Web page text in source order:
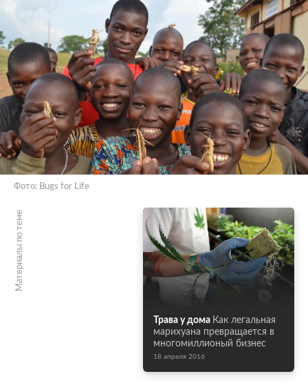
Фото: Bugs for Life
Материалы по теме
Трава у дома Как легальная
марихуана превращается в
многомиллионый бизнес
18 апреля 2016